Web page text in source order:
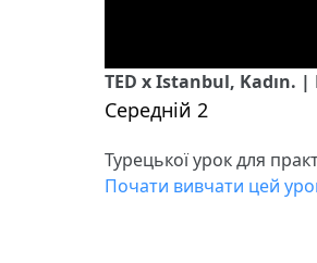
TED x Istanbul, Kadın.
Середній 2
Турецької урок для
Почати вивчати цей